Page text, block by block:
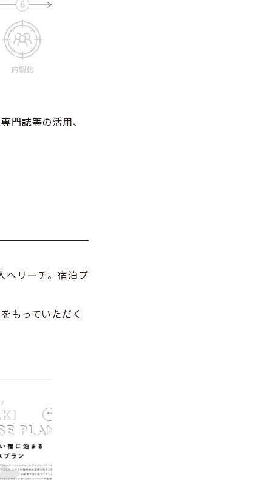
門誌等の活用、
リーチ。宿泊プ
もっていただく